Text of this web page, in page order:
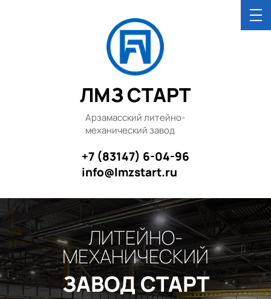
ЛМЗ СТАРТ
Арзамасский литейно-
механический завод
+7 (83147) 6-04-96
info@lmzstart.ru
ЛИТЕЙНО-
МЕХАНИЧЕСКИЙ
ЗАВОД СТАРТ